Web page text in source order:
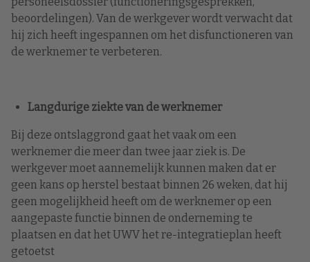
beoordelingen). Van de werkgever wordt verwacht dat
hij zich heeft ingespannen om het disfunctioneren van
de werknemer te verbeteren.
Langdurige ziekte van de werknemer
Bij deze ontslaggrond gaat het vaak om een
werknemer die meer dan twee jaar ziek is. De
werkgever moet aannemelijk kunnen maken dat er
geen kans op herstel bestaat binnen 26 weken, dat hij
geen mogelijkheid heeft om de werknemer op een
aangepaste functie binnen de onderneming te
plaatsen en dat het UWV het re-integratieplan heeft
getoetst